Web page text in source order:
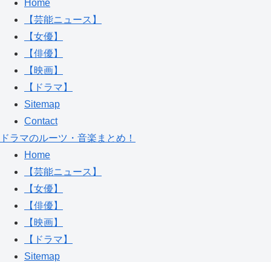
Home
【芸能ニュース】
【女優】
【俳優】
【映画】
【ドラマ】
Sitemap
Contact
ドラマのルーツ・音楽まとめ！
Home
【芸能ニュース】
【女優】
【俳優】
【映画】
【ドラマ】
Sitemap